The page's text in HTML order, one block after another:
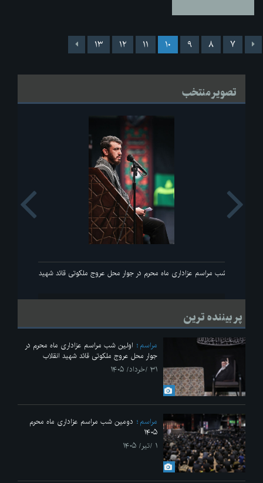
۷ ۸ ۹ ۱۰ ۱۱ ۱۲ ۱۳
تصویر منتخب
اولین شب مراسم عزاداری ماه محرم در جوار محل عروج ملکوتی قائد شهید انقلاب
Next
پر بیننده ترین
مراسم
اولین شب مراسم عزاداری ماه محرم در
جوار محل عروج ملکوتی قائد شهید انقلاب
۳۱ /خرداد/ ۱۴۰۵
مراسم
دومین شب مراسم عزاداری ماه محرم
۱۴۰۵
۱ /تیر/ ۱۴۰۵